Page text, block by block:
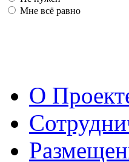
Мне всё равно
О